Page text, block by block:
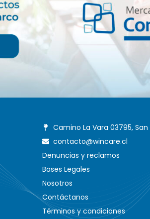
Camino La Vara 03795,
contacto@wincare.cl
Denuncias y reclamos
Bases Legales
Nosotros
Contáctanos
Términos y condiciones